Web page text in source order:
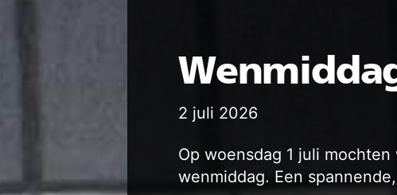
2 juli 2026
Op woensdag 1 juli
wenmiddag. Een